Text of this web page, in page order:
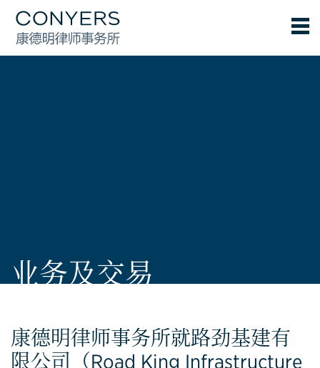
业务及交易
康德明律师事务所就路劲基建有
限公司（Road King Infrastructure